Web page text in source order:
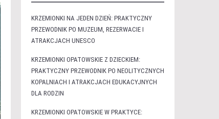
KRZEMIONKI NA JEDEN DZIEŃ: PRAKTYCZNY
PRZEWODNIK PO MUZEUM, REZERWACIE I
ATRAKCJACH UNESCO
KRZEMIONKI OPATOWSKIE Z DZIECKIEM:
PRAKTYCZNY PRZEWODNIK PO NEOLITYCZNYCH
KOPALNIACH I ATRAKCJACH EDUKACYJNYCH
DLA RODZIN
KRZEMIONKI OPATOWSKIE W PRAKTYCE: